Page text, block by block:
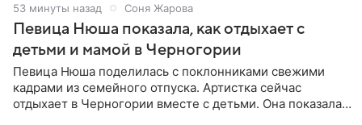
53 минуты назад Соня Жарова
Певица Нюша показала, как отдыхает с
детьми и мамой в Черногории
Певица Нюша поделилась с поклонниками свежими
кадрами из семейного отпуска. Артистка сейчас
отдыхает в Черногории вместе с детьми. Она показала,